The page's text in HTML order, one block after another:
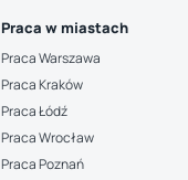
Praca w miastach
Praca Warszawa
Praca Kraków
Praca Łódź
Praca Wrocław
Praca Poznań